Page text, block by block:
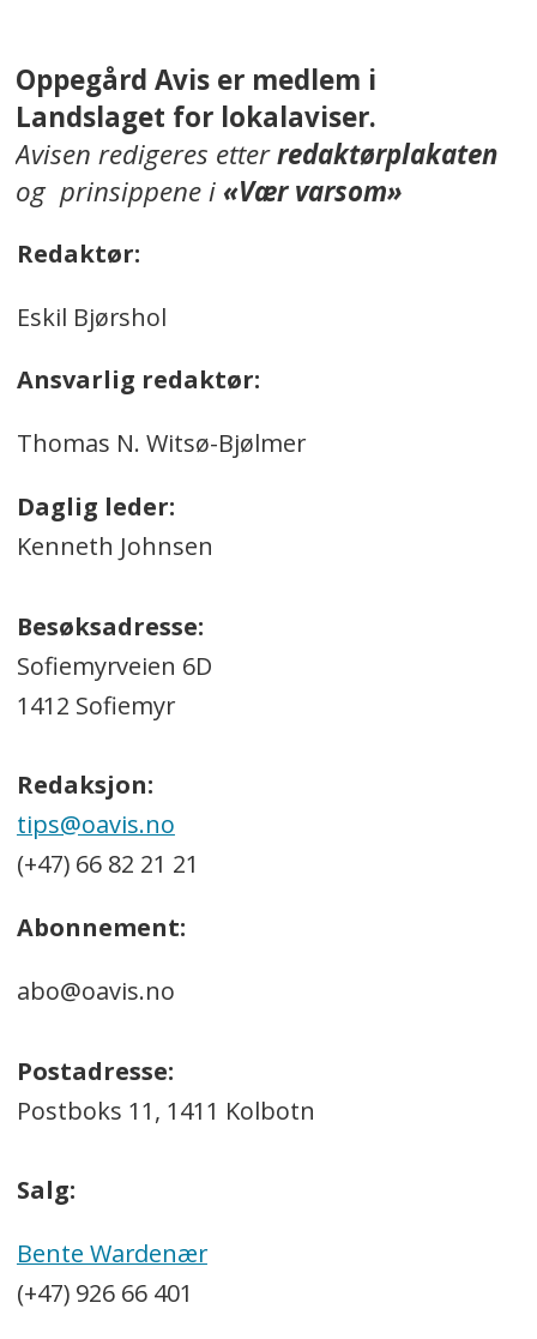
Oppegård Avis er medlem i
Landslaget for lokalaviser.
Avisen redigeres etterredaktørplakaten
og prinsippene i«Vær varsom»
Redaktør:
Eskil Bjørshol
Ansvarlig redaktør:
Thomas N. Witsø-Bjølmer
Daglig leder:
Kenneth Johnsen
Besøksadresse:
Sofiemyrveien 6D
1412 Sofiemyr
Redaksjon:
tips@oavis.no
(+47) 66 82 21 21
Abonnement:
abo@oavis.no
Postadresse:
Postboks 11, 1411 Kolbotn
Salg:
Bente Wardenær
(+47) 926 66 401